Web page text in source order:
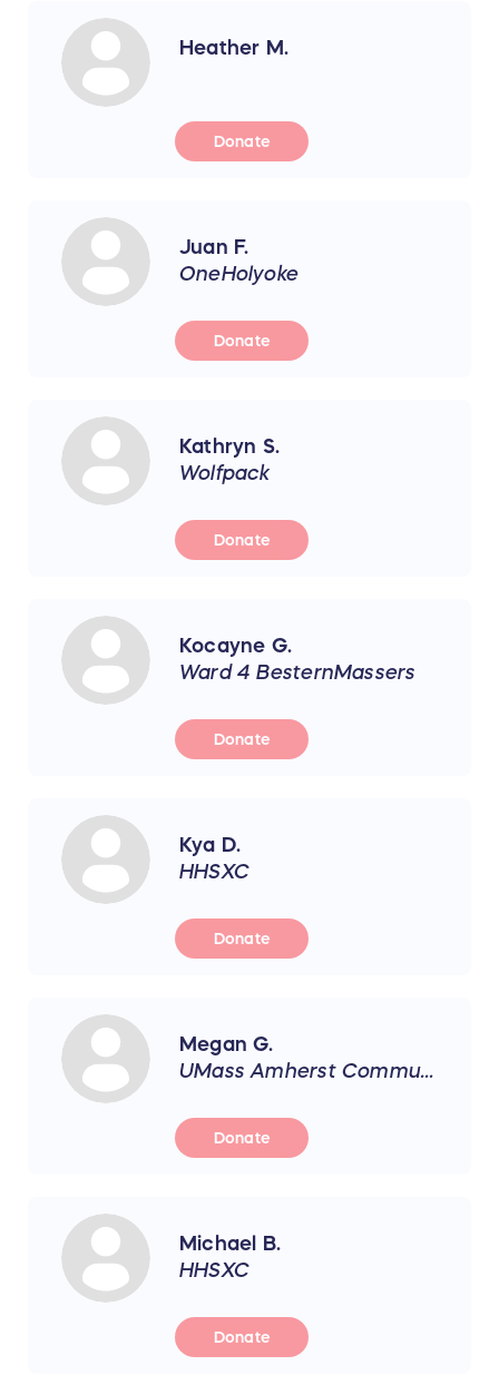
Heather M.
Donate
Juan F.
OneHolyoke
Donate
Kathryn S.
Wolfpack
Donate
Kocayne G.
Ward 4 BesternMassers
Donate
Kya D.
HHSXC
Donate
Megan G.
UMass Amherst Communication Disorders Dept
Donate
Michael B.
HHSXC
Donate